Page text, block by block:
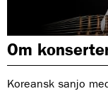
Om
Koreansk sanjo